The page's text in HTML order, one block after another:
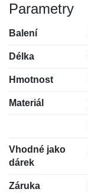
Parametry
Balení
Délka
Hmotnost
Materiál
Vhodné jako
dárek
Záruka